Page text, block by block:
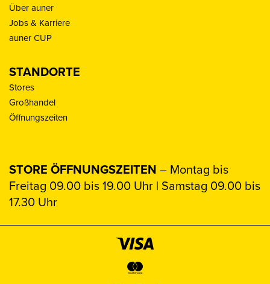
Über auner
Jobs & Karriere
auner CUP
STANDORTE
Stores
Großhandel
Öffnungszeiten
STORE ÖFFNUNGSZEITEN – Montag bis
Freitag 09.00 bis 19.00 Uhr | Samstag 09.00 bis
17.30 Uhr